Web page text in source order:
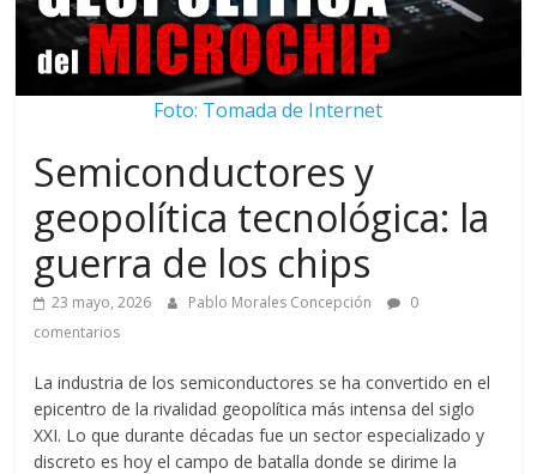
Foto: Tomada de Internet
Semiconductores y
geopolítica tecnológica: la
guerra de los chips
23 mayo, 2026 Pablo Morales Concepción
0
comentarios
La industria de los semiconductores se ha convertido en el
epicentro de la rivalidad geopolítica más intensa del siglo
XXI. Lo que durante décadas fue un sector especializado y
discreto es hoy el campo de batalla donde se dirime la